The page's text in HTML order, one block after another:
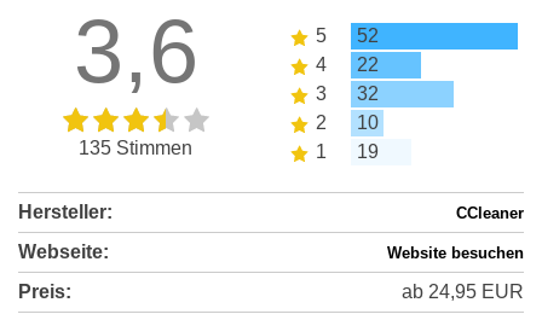
3,6
135 Stimmen
5
52
4
22
3
32
2
10
1
19
Hersteller: CCleaner
Webseite: Website besuchen
Preis:
ab 24,95 EUR